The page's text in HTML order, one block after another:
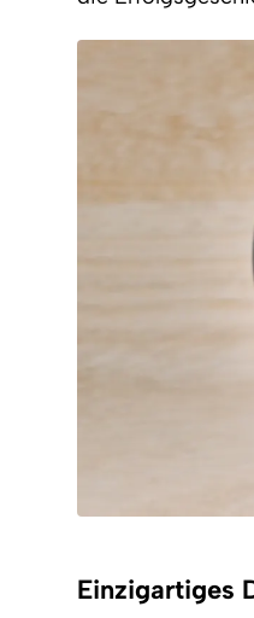
Einzigartiges